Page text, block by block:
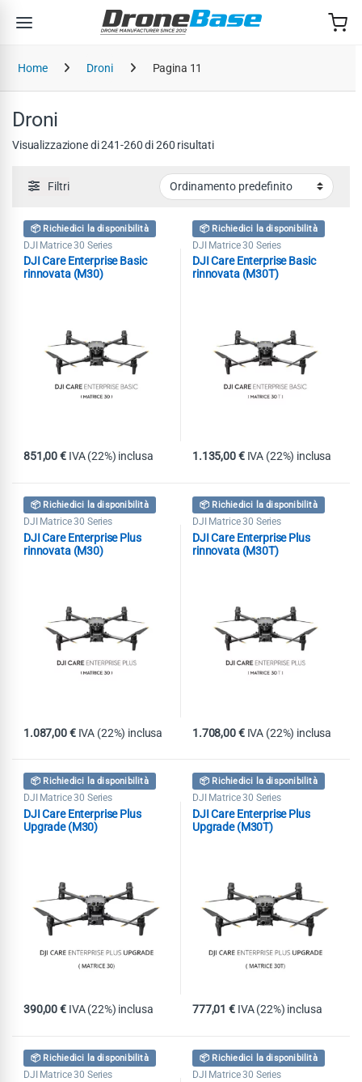
Home Droni Pagina 11
Droni
Visualizzazione di 241-260 di 260 risultati
Filtri
📦 Richiedici la disponibilità
DJI Matrice 30 Series
DJI Care Enterprise Basic
rinnovata (M30)
851,00€ IVA (22%) inclusa
📦 Richiedici la disponibilità
DJI Matrice 30 Series
DJI Care Enterprise Basic
rinnovata (M30T)
1.135,00€ IVA (22%) inclusa
📦 Richiedici la disponibilità
DJI Matrice 30 Series
DJI Care Enterprise Plus
rinnovata (M30)
1.087,00€ IVA (22%) inclusa
📦 Richiedici la disponibilità
DJI Matrice 30 Series
DJI Care Enterprise Plus
rinnovata (M30T)
1.708,00€ IVA (22%) inclusa
📦 Richiedici la disponibilità
DJI Matrice 30 Series
DJI Care Enterprise Plus
Upgrade (M30)
390,00€ IVA (22%) inclusa
📦 Richiedici la disponibilità
DJI Matrice 30 Series
DJI Care Enterprise Plus
Upgrade (M30T)
777,01€ IVA (22%) inclusa
📦 Richiedici la disponibilità
DJI Matrice 30 Series
📦 Richiedici la disponibilità
DJI Matrice 30 Series